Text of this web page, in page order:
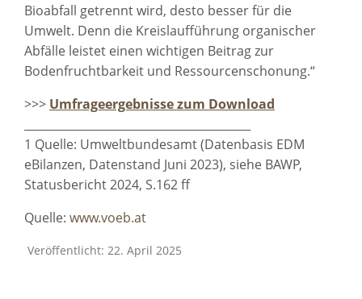
Bioabfall getrennt wird, desto besser für die
Umwelt. Denn die Kreislaufführung organischer
Abfälle leistet einen wichtigen Beitrag zur
Bodenfruchtbarkeit und Ressourcenschonung.“
>>> Umfrageergebnisse zum Download
1 Quelle: Umweltbundesamt (Datenbasis EDM
eBilanzen, Datenstand Juni 2023), siehe BAWP,
Statusbericht 2024, S.162 ff
Quelle: www.voeb.at
Veröffentlicht: 22. April 2025